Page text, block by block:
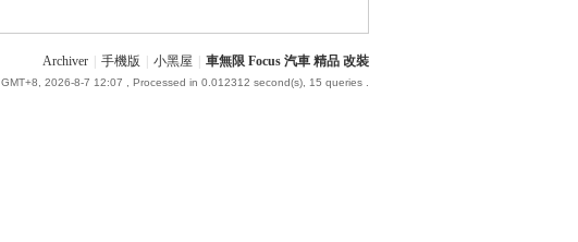
Archiver 手機版 小黑屋 車無限 Focus 汽車 精品 改裝
GMT+8, 2026-8-7 12:07 , Processed in 0.012312 second(s), 15 queries .